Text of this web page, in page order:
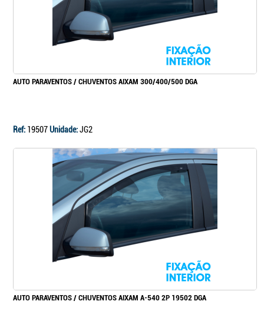
AUTO PARAVENTOS / CHUVENTOS AIXAM 300/400/500 DGA
Ref: 19507Unidade:JG2
AUTO PARAVENTOS / CHUVENTOS AIXAM A-540 2P 19502 DGA
Continuar a comprar